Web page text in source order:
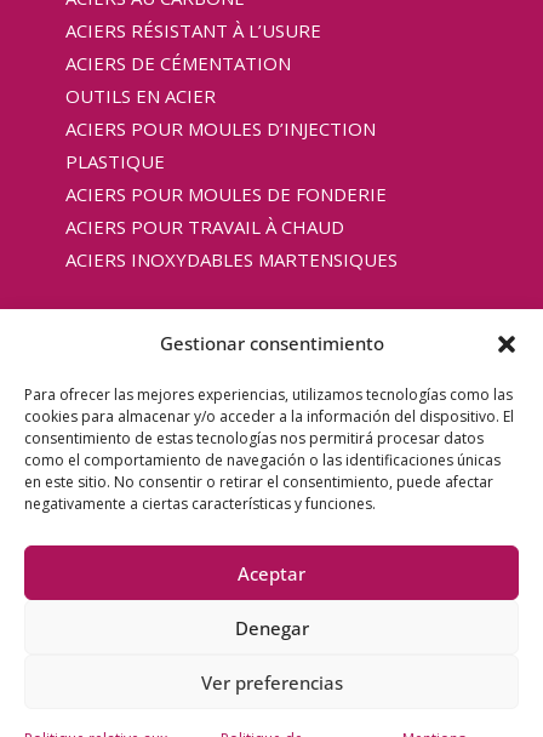
Gestionar consentimiento
Para ofrecer las mejores experiencias, utilizamos tecnologías como las
cookies para almacenar y/o acceder a la información del dispositivo. El
consentimiento de estas tecnologías nos permitirá procesar datos
como el comportamiento de navegación o las identificaciones únicas
en este sitio. No consentir o retirar el consentimiento, puede afectar
negativamente a ciertas características y funciones.
Aceptar
Denegar
Ver preferencias
ACIERS RÉSISTANT À L’USURE
ACIERS DE CÉMENTATION
OUTILS EN ACIER
ACIERS POUR MOULES D’INJECTION
PLASTIQUE
ACIERS POUR MOULES DE FONDERIE
ACIERS POUR TRAVAIL À CHAUD
ACIERS INOXYDABLES MARTENSIQUES
Copyright © 2025 Aceros COAC |Mentions légales
|Politique de confidentialité|Politique de cookies
UE|Actualités
Toutefois, les points de vue et les opinions exprimés
n’engagent que leur(s) auteur(s) et ne reflètent pas
nécessairement ceux de l’Union européenne. Ni l’Union
tenues pour responsables.